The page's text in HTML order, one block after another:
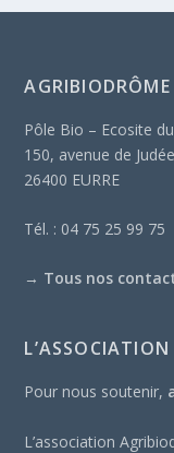
AGRIBIODRÔME
Pôle Bio – Ecosite
150, avenue de Judée
26400 EURRE
Tél. : 04 75 25 99 75
→ Tous nos
L’ASSOCIATION
Pour nous soutenir,
L’association